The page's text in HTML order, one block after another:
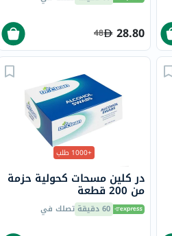
28.80
48
+1000 طلب
در كلين مسحات كحولية حزمة
من 200 قطعة
60 دقيقة تصلك في